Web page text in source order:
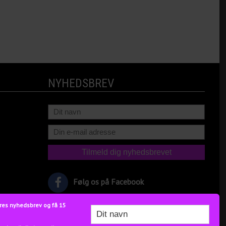
NYHEDSBREV
Følg os på Facebook
nyhedsbrev og få 15